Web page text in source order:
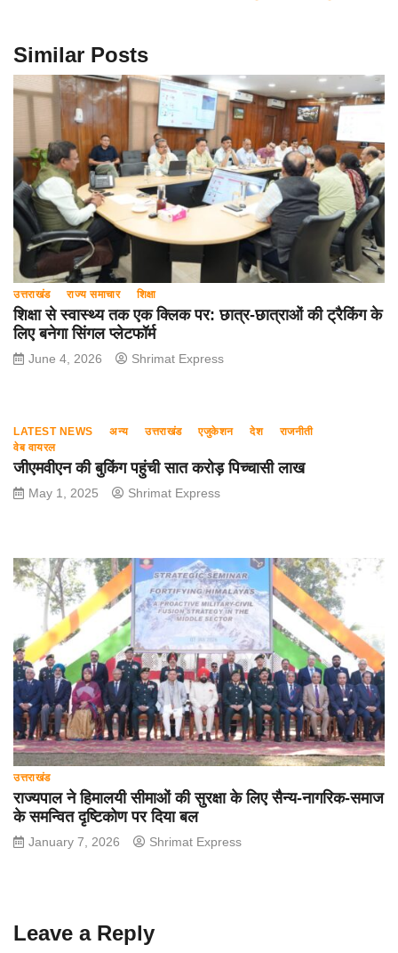
k
Similar Posts
उत्तराखंड राज्य समाचार शिक्षा
शिक्षा से स्वास्थ्य तक एक क्लिक पर: छात्र-छात्राओं की ट्रैकिंग के
लिए बनेगा सिंगल प्लेटफॉर्म
June 4, 2026 Shrimat Express
LATEST NEWS अन्य उत्तराखंड एजुकेशन देश
राजनीती
वेब वायरल
जीएमवीएन की बुकिंग पहुंची सात करोड़ पिच्चासी लाख
May 1, 2025 Shrimat Express
उत्तराखंड
राज्यपाल ने हिमालयी सीमाओं की सुरक्षा के लिए सैन्य-नागरिक-समाज
के समन्वित दृष्टिकोण पर दिया बल
January 7, 2026 Shrimat Express
Leave a Reply